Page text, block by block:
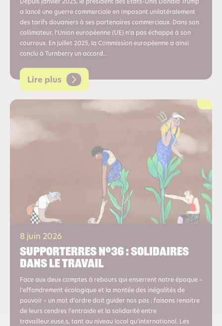
Depuis janvier 2025, le président des États-Unis Donald Trump
a lancé une guerre commerciale en imposant unilatéralement
des tarifs douaniers à ses partenaires commerciaux. Dans son
collimateur, l’Union européenne (UE) n’a pas échappé à son
courroux. En juillet 2025, la Commission européenne a ainsi
conclu à Turnberry un accord...
Lire plus
8 juin 2026
Supporterres n°36 : Solidaires
dans le travail
Face aux deux comptes à rebours qui enserrent notre époque –
l’effondrement écologique et la montée des inégalités de
pouvoir – un mot d’ordre doit guider nos pas : faisons renaitre
de leurs cendres l’entraide et la solidarité entre
travailleur.euse.s, tant au niveau local qu’international. Les